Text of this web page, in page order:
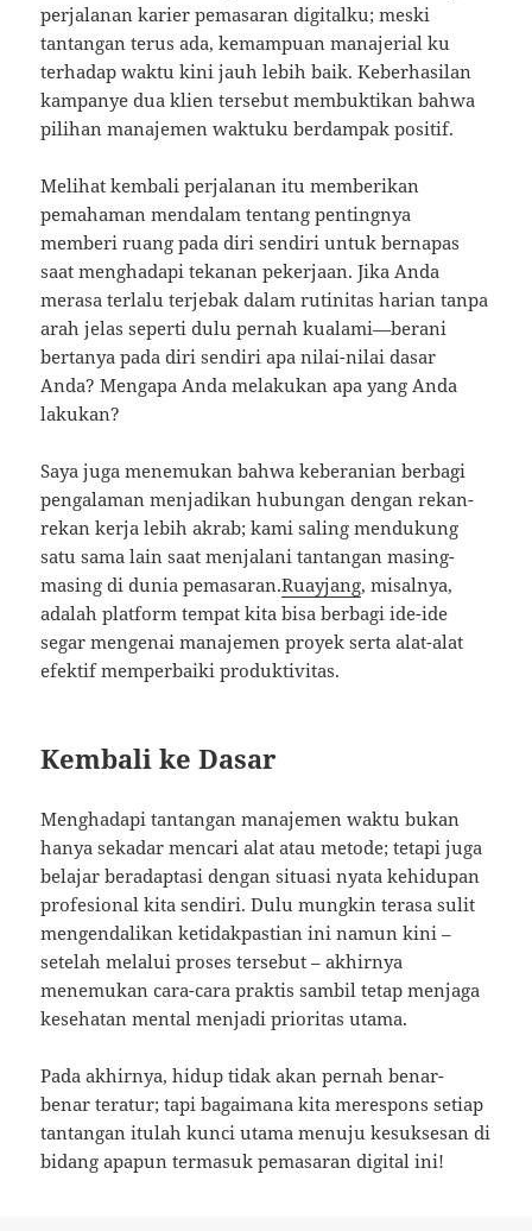
perjalanan karier pemasaran digitalku; meski
tantangan terus ada, kemampuan manajerial ku
terhadap waktu kini jauh lebih baik. Keberhasilan
kampanye dua klien tersebut membuktikan bahwa
pilihan manajemen waktuku berdampak positif.
Melihat kembali perjalanan itu memberikan
pemahaman mendalam tentang pentingnya
memberi ruang pada diri sendiri untuk bernapas
saat menghadapi tekanan pekerjaan. Jika Anda
merasa terlalu terjebak dalam rutinitas harian tanpa
arah jelas seperti dulu pernah kualami—berani
bertanya pada diri sendiri apa nilai-nilai dasar
Anda? Mengapa Anda melakukan apa yang Anda
lakukan?
Saya juga menemukan bahwa keberanian berbagi
pengalaman menjadikan hubungan dengan rekan-
rekan kerja lebih akrab; kami saling mendukung
satu sama lain saat menjalani tantangan masing-
masing di dunia pemasaran.Ruayjang, misalnya,
adalah platform tempat kita bisa berbagi ide-ide
segar mengenai manajemen proyek serta alat-alat
efektif memperbaiki produktivitas.
Kembali ke Dasar
Menghadapi tantangan manajemen waktu bukan
hanya sekadar mencari alat atau metode; tetapi juga
belajar beradaptasi dengan situasi nyata kehidupan
profesional kita sendiri. Dulu mungkin terasa sulit
mengendalikan ketidakpastian ini namun kini –
setelah melalui proses tersebut – akhirnya
menemukan cara-cara praktis sambil tetap menjaga
kesehatan mental menjadi prioritas utama.
Pada akhirnya, hidup tidak akan pernah benar-
benar teratur; tapi bagaimana kita merespons setiap
tantangan itulah kunci utama menuju kesuksesan di
bidang apapun termasuk pemasaran digital ini!